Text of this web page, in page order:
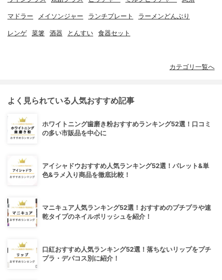
マドラー メイソンジャー ランチプレート ラーメンどんぶり
レンゲ 菜箸 酒器 とんすい 食器セット
カテゴリ一覧へ
よく見られている人気おすすめ記事
ホワイトニング歯磨き粉おすすめランキング52選！口コミ
の多い市販品を中心に
アイシャドウおすすめ人気ランキング52選！パレット&単
色&ラメ入り商品を徹底比較！
マニキュア人気ランキング52選！おすすめのプチプラや速
乾タイプのネイルポリッシュを紹介！
口紅おすすめ人気ランキング52選！落ちないリップをプチ
プラ・デパコス別に紹介！